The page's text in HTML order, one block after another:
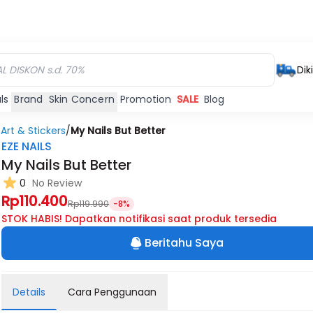
Brand Skin Concern Promotion SALE Blog
& Stickers/My Nails But Better
EZE NAILS
My Nails But Better
0 No Review
Rp110.400Rp119.990 -8%
STOK HABIS! Dapatkan notifikasi saat produk tersedia
Beritahu Saya
Details Cara Penggunaan